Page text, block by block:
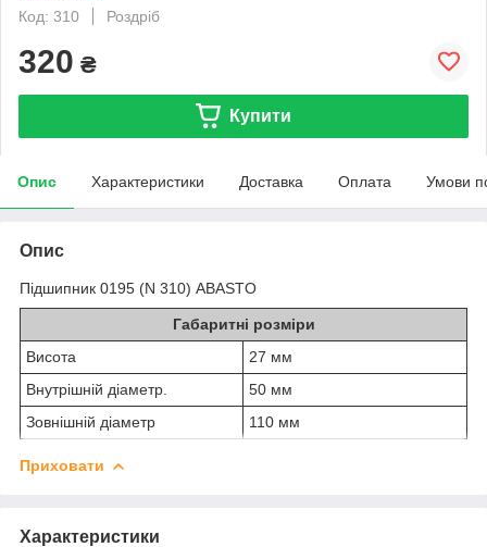
Код: 310
Роздріб
320 ₴
Купити
Опис Характеристики Доставка Оплата Умови
Опис
Підшипник 0195 (N 310) ABASTO
Габаритні розміри
Висота
27 мм
Внутрішній діаметр.
50 мм
Зовнішній діаметр
110 мм
Приховати
Характеристики